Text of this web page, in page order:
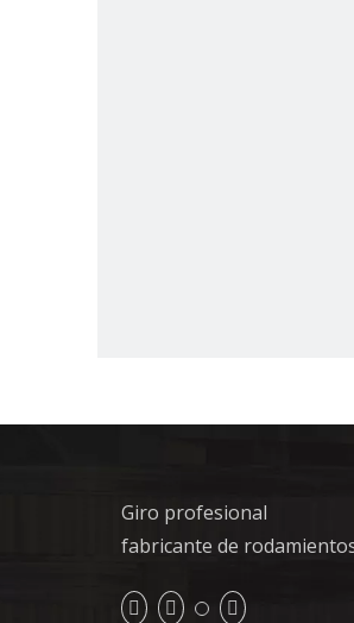
Giro profesional
fabricante de